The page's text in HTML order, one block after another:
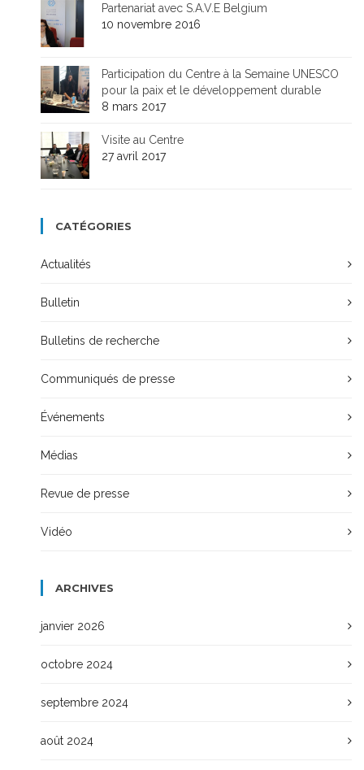
Partenariat avec S.A.V.E Belgium
10 novembre 2016
Participation du Centre à la Semaine UNESCO
pour la paix et le développement durable
8 mars 2017
Visite au Centre
27 avril 2017
CATÉGORIES
Actualités
Bulletin
Bulletins de recherche
Communiqués de presse
Événements
Médias
Revue de presse
Vidéo
ARCHIVES
janvier 2026
octobre 2024
septembre 2024
août 2024